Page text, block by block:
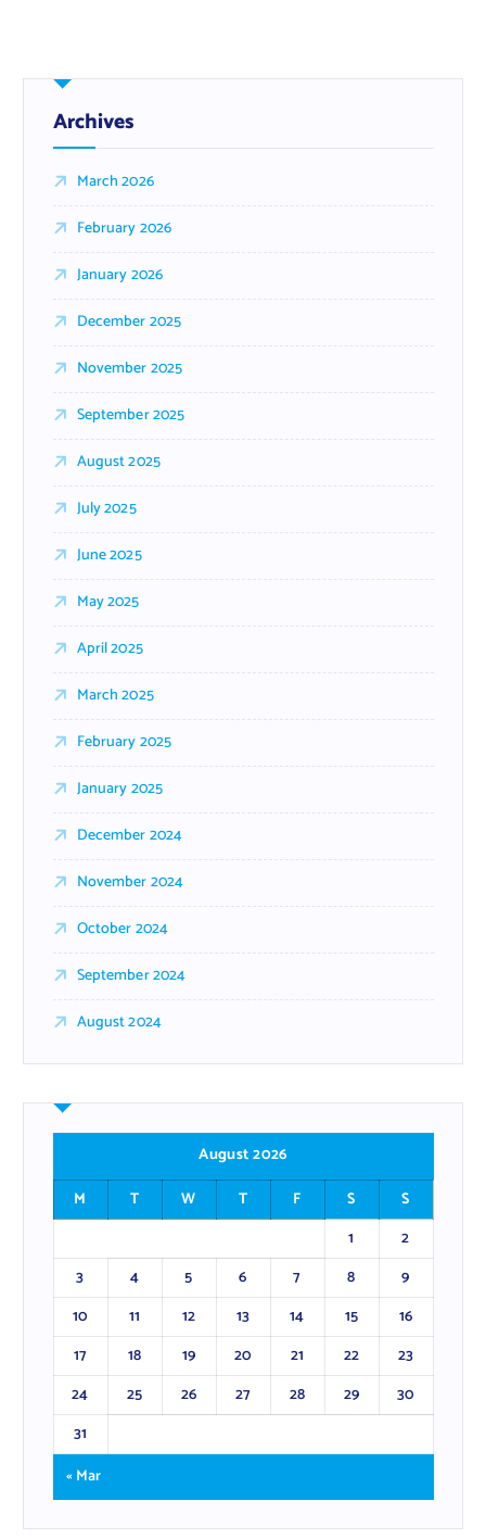
Archives
March 2026
February 2026
January 2026
December 2025
November 2025
September 2025
August 2025
July 2025
June 2025
May 2025
April 2025
March 2025
February 2025
January 2025
December 2024
November 2024
October 2024
September 2024
August 2024
August 2026
M
T W T F S
S
1
2
3
4 5 6 7 8
9
10
11 12 13 14 15
16
17
18 19 20 21 22
23
24
25 26 27 28 29
30
31
« Mar